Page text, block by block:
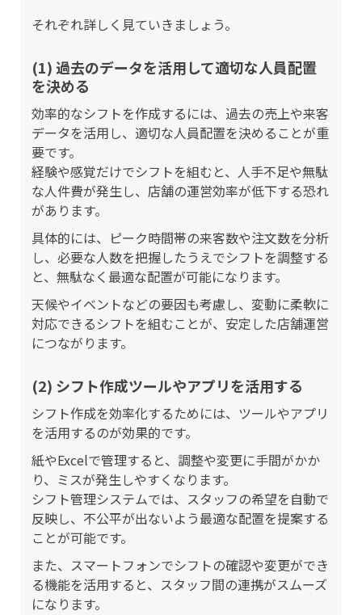
それぞれ詳しく見ていきましょう。
(1) 過去のデータを活用して適切な人員配置
を決める
効率的なシフトを作成するには、過去の売上や来客
データを活用し、適切な人員配置を決めることが重
要です。
経験や感覚だけでシフトを組むと、人手不足や無駄
な人件費が発生し、店舗の運営効率が低下する恐れ
があります。
具体的には、ピーク時間帯の来客数や注文数を分析
し、必要な人数を把握したうえでシフトを調整する
と、無駄なく最適な配置が可能になります。
天候やイベントなどの要因も考慮し、変動に柔軟に
対応できるシフトを組むことが、安定した店舗運営
につながります。
(2) シフト作成ツールやアプリを活用する
シフト作成を効率化するためには、ツールやアプリ
を活用するのが効果的です。
紙やExcelで管理すると、調整や変更に手間がかか
り、ミスが発生しやすくなります。
シフト管理システムでは、スタッフの希望を自動で
反映し、不公平が出ないよう最適な配置を提案する
ことが可能です。
また、スマートフォンでシフトの確認や変更ができ
る機能を活用すると、スタッフ間の連携がスムーズ
になります。